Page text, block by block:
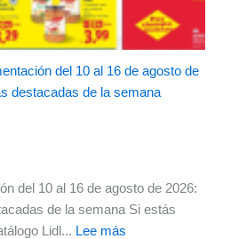
del 10 al 16 de agosto de
destacadas de la semana
del 10 al 16 de agosto de 2026:
de la semana Si estás
Lidl... Lee más